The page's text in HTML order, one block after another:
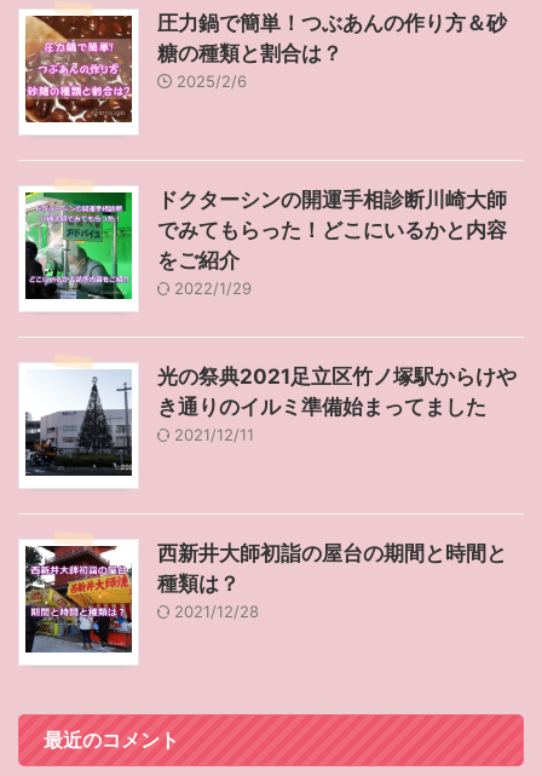
圧力鍋で簡単！つぶあんの作り方＆砂
糖の種類と割合は？
2025/2/6
ドクターシンの開運手相診断川崎大師
でみてもらった！どこにいるかと内容
をご紹介
2022/1/29
光の祭典2021足立区竹ノ塚駅からけや
き通りのイルミ準備始まってました
2021/12/11
西新井大師初詣の屋台の期間と時間と
種類は？
2021/12/28
最近のコメント